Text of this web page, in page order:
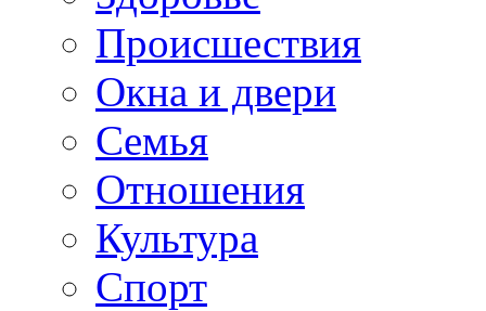
Происшествия
Окна и двери
Семья
Отношения
Культура
Спорт